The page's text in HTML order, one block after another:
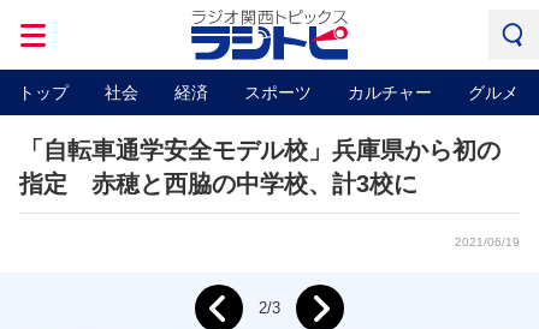
トップ 社会 経済 スポーツ カルチャー グルメ
「自転車通学安全モデル校」兵庫県から初の
指定 赤穂と西脇の中学校、計3校に
2021/06/19
Prev 2/3 Next